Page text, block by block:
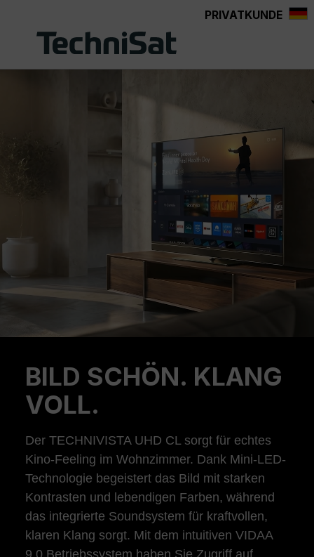
PRIVATKUNDE
BILD SCHÖN. KLANG
VOLL.
Der TECHNIVISTA UHD CL sorgt für echtes
Kino-Feeling im Wohnzimmer. Dank Mini-LED-
Technologie begeistert das Bild mit starken
Kontrasten und lebendigen Farben, während
das integrierte Soundsystem für kraftvollen,
klaren Klang sorgt. Mit dem intuitiven VIDAA
9.0 Betriebssystem haben Sie Zugriff auf
Previous